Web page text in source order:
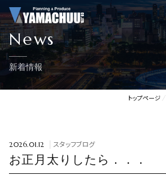
News
新着情報
トップページ
2026.01.12 スタッフブログ
お正月太りしたら．．．